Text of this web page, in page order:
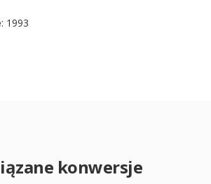
: 1993
konwersje